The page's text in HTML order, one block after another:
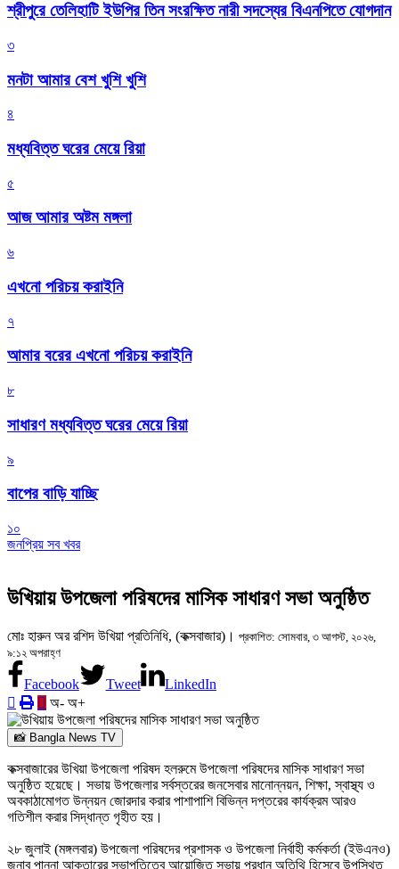
শ্রীপুরে তেলিহাটি ইউপির তিন সংরক্ষিত নারী সদস্যের বিএনপিতে যোগদান
৩
মনটা আমার বেশ খুশি খুশি
৪
মধ্যবিত্ত ঘরের মেয়ে রিয়া
৫
আজ আমার অষ্টম মঙ্গলা
৬
এখনো পরিচয় করাইনি
৭
আমার বরের এখনো পরিচয় করাইনি
৮
সাধারণ মধ্যবিত্ত ঘরের মেয়ে রিয়া
৯
বাপের বাড়ি যাচ্ছি
১০
জনপ্রিয় সব খবর
উখিয়ায় উপজেলা পরিষদের মাসিক সাধারণ সভা অনুষ্ঠিত
‎মোঃ হারুন অর রশিদ উখিয়া প্রতিনিধি, (কক্সবাজার)। প্রকাশিত: সোমবার, ৩ আগস্ট, ২০২৬,
৯:১২ অপরাহ্ণ
Facebook Tweet
LinkedIn
অ- অ+
📸 Bangla News TV
‎কক্সবাজারের উখিয়া উপজেলা পরিষদ হলরুমে উপজেলা পরিষদের মাসিক সাধারণ সভা
অনুষ্ঠিত হয়েছে। সভায় উপজেলার সর্বস্তরের জনসেবার মানোন্নয়ন, শিক্ষা, স্বাস্থ্য ও
অবকাঠামোগত উন্নয়ন জোরদার করার পাশাপাশি বিভিন্ন দপ্তরের কার্যক্রম আরও
গতিশীল করার সিদ্ধান্ত গৃহীত হয়।
‎২৮ জুলাই (মঙ্গলবার) উপজেলা পরিষদের প্রশাসক ও উপজেলা নির্বাহী কর্মকর্তা (ইউএনও)
জনাব পান্না আক্তারের সভাপতিত্বে আয়োজিত সভায় প্রধান অতিথি হিসেবে উপস্থিত